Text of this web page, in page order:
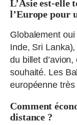
L’Asie est-elle
l’Europe pour
Globalement oui
Inde, Sri
du billet
souhaité. Les
européenne
Comment
distance ?